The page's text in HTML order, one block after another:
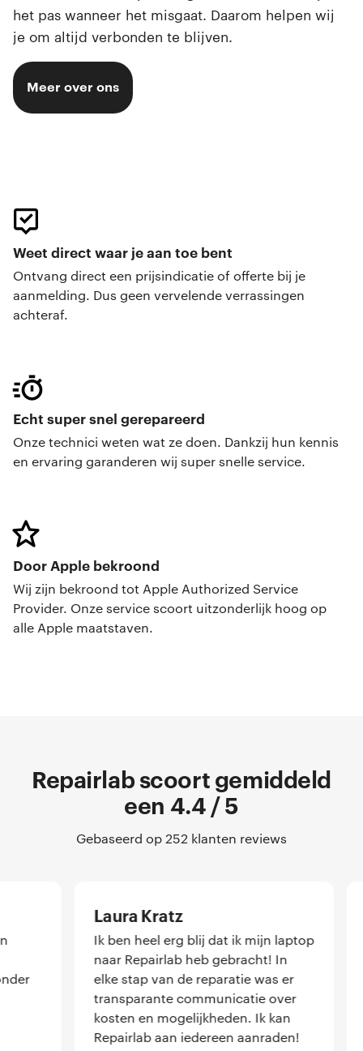
het pas wanneer het misgaat. Daarom helpen wij
je om altijd verbonden te blijven.
Meer over ons
Weet direct waar je aan toe bent
Ontvang direct een prijsindicatie of offerte bij je
aanmelding. Dus geen vervelende verrassingen
achteraf.
Echt super snel gerepareerd
Onze technici weten wat ze doen. Dankzij hun kennis
en ervaring garanderen wij super snelle service.
Door Apple bekroond
Wij zijn bekroond tot Apple Authorized Service
Provider. Onze service scoort uitzonderlijk hoog op
alle Apple maatstaven.
Repairlab scoort gemiddeld
een 4.4 / 5
Gebaseerd op 252 klanten reviews
Laura Kratz
Ik ben heel erg blij dat ik mijn laptop
naar Repairlab heb gebracht! In
elke stap van de reparatie was er
transparante communicatie over
kosten en mogelijkheden. Ik kan
Repairlab aan iedereen aanraden!